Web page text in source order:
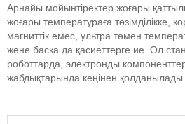
Арнайы мойынтіректер жоғары
жоғары температураға төзімділікке,
магниттік емес, ультра төмен
және басқа да қасиеттерге ие. Ол
роботтарда, электронды
жабдықтарында кеңінен қолданылады.